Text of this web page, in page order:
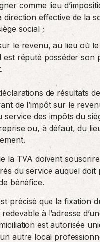
comme lieu
direction effective de la
social ;
le revenu, au lieu où le
est réputé posséder son
de résultats
de l’impôt sur le
service des impôts du
ou, à défaut, du
la TVA doivent
du service auquel doit
bénéfice.
précisé que la fixation
redevable à l’adresse
est autorisée
autre local